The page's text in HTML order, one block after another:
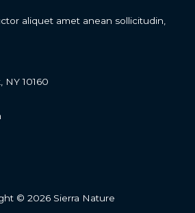
aliquet amet anean sollicitudin,
NY 10160
© 2026 Sierra Nature